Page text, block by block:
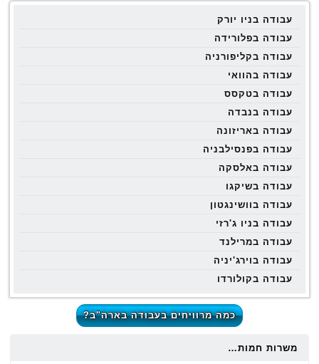
עבודה בניו יורק
עבודה בפלורידה
עבודה בקליפורניה
עבודה בהוואי
עבודה בטקסס
עבודה בנבדה
עבודה באריזונה
עבודה בפנסילבניה
עבודה באלסקה
עבודה בשיקגו
עבודה בוושינגטון
עבודה בניו ג'רזי
עבודה במרילנד
עבודה בוירג'יניה
עבודה בקולורדו
כמה מרוויחים בעבודה בארה"ב?
משרות חמות…